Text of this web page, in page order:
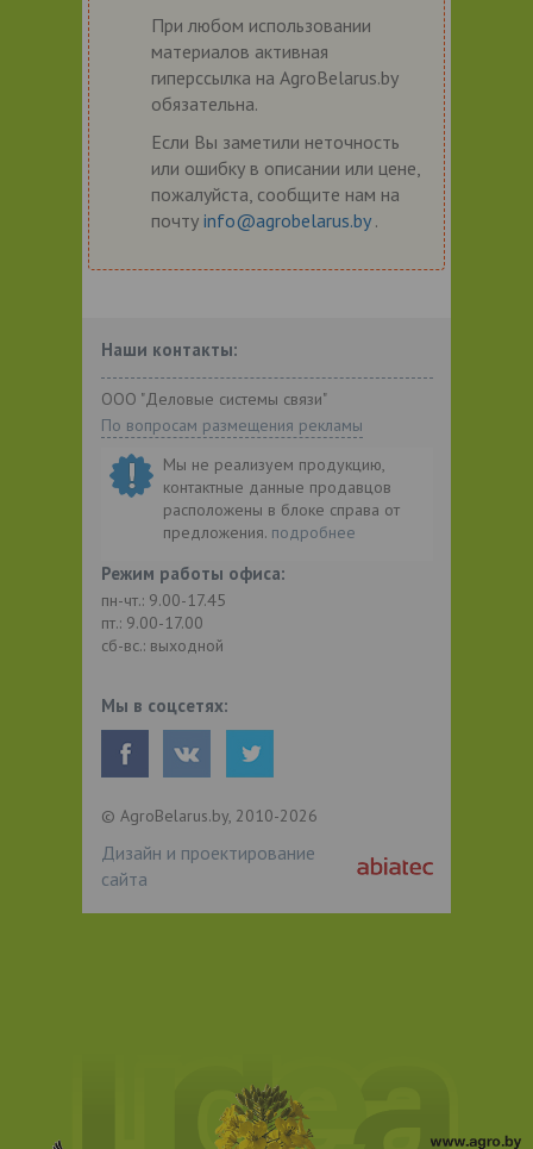
При любом использовании
материалов активная
гиперссылка на AgroBelarus.by
обязательна.
Если Вы заметили неточность
или ошибку в описании или цене,
пожалуйста, сообщите нам на
почту info@agrobelarus.by .
Наши контакты:
ООО "Деловые системы связи"
По вопросам размещения рекламы
Мы не реализуем продукцию,
контактные данные продавцов
расположены в блоке справа от
предложения. подробнее
Режим работы офиса:
пн-чт.: 9.00-17.45
пт.: 9.00-17.00
сб-вс.: выходной
Мы в соцсетях:
© AgroBelarus.by, 2010-2026
Дизайн и проектирование
сайта